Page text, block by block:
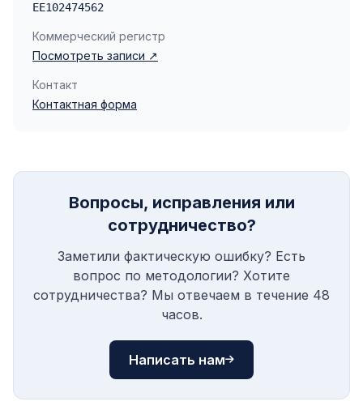
EE102474562
Коммерческий регистр
Посмотреть записи ↗
Контакт
Контактная форма
Вопросы, исправления или
сотрудничество?
Заметили фактическую ошибку? Есть
вопрос по методологии? Хотите
сотрудничества? Мы отвечаем в течение 48
часов.
Написать нам